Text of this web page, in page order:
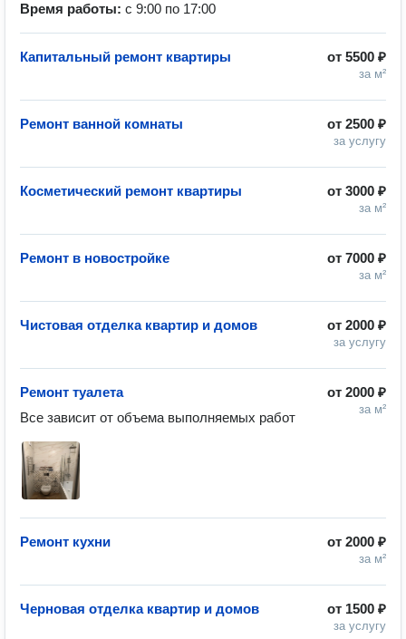
Время работы: с 9:00 по 17:00
от 5500 ₽
за м²
Капитальный ремонт квартиры
от 2500 ₽
за услугу
Ремонт ванной комнаты
от 3000 ₽
за м²
Косметический ремонт квартиры
от 7000 ₽
за м²
Ремонт в новостройке
от 2000 ₽
за услугу
Чистовая отделка квартир и домов
от 2000 ₽
за м²
Ремонт туалета
Все зависит от объема выполняемых работ
от 2000 ₽
за м²
Ремонт кухни
от 1500 ₽
за услугу
Черновая отделка квартир и домов